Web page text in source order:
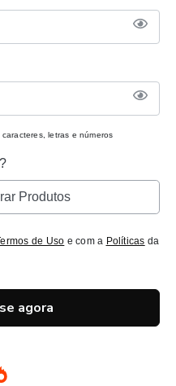
letras e números
Produtos
de Uso e com a Políticas da
agora